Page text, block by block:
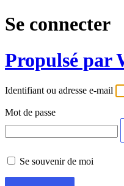
Se connecter
Propulsé par
Identifiant ou adresse e-mail
Mot de passe
Se souvenir de moi